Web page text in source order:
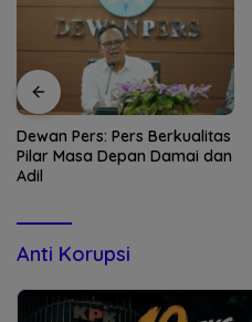
Dewan Pers: Pers Berkualitas
Pilar Masa Depan Damai dan
Adil
Anti Korupsi